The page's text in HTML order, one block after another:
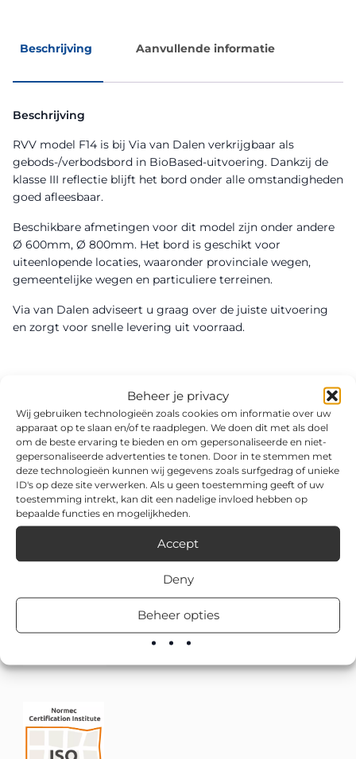
Beheer je privacy
Wij gebruiken technologieën zoals cookies om informatie over uw
apparaat op te slaan en/of te raadplegen. We doen dit met als doel
om de beste ervaring te bieden en om gepersonaliseerde en niet-
gepersonaliseerde advertenties te tonen. Door in te stemmen met
deze technologieën kunnen wij gegevens zoals surfgedrag of unieke
ID's op deze site verwerken. Als u geen toestemming geeft of uw
toestemming intrekt, kan dit een nadelige invloed hebben op
bepaalde functies en mogelijkheden.
Accept
Deny
Beheer opties
Beschrijving Aanvullende informatie
Beschrijving
RVV model F14 is bij Via van Dalen verkrijgbaar als
gebods-/verbodsbord in BioBased-uitvoering. Dankzij de
klasse III reflectie blijft het bord onder alle omstandigheden
goed afleesbaar.
Beschikbare afmetingen voor dit model zijn onder andere
Ø 600mm, Ø 800mm. Het bord is geschikt voor
uiteenlopende locaties, waaronder provinciale wegen,
gemeentelijke wegen en particuliere terreinen.
Via van Dalen adviseert u graag over de juiste uitvoering
en zorgt voor snelle levering uit voorraad.